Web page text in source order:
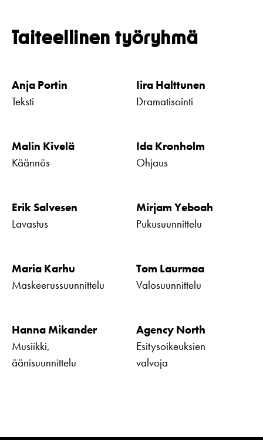
Taiteellinen työryhmä
Anja Portin
Teksti
Iira Halttunen
Dramatisointi
Malin Kivelä
Käännös
Ida Kronholm
Ohjaus
Erik Salvesen
Lavastus
Mirjam Yeboah
Pukusuunnittelu
Maria Karhu
Maskeerussuunnittelu
Tom Laurmaa
Valosuunnittelu
Hanna Mikander
Musiikki,
äänisuunnittelu
Agency North
Esitysoikeuksien
valvoja